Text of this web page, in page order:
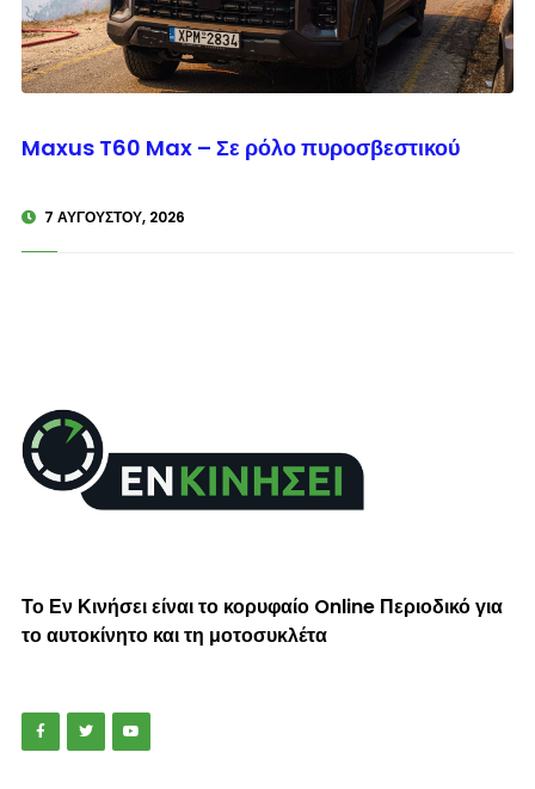
© enkinisi.gr
Maxus T60 Max – Σε ρόλο πυροσβεστικού
7 ΑΥΓΟΎΣΤΟΥ, 2026
Το Εν Κινήσει είναι το κορυφαίο Online Περιοδικό για
το αυτοκίνητο και τη μοτοσυκλέτα